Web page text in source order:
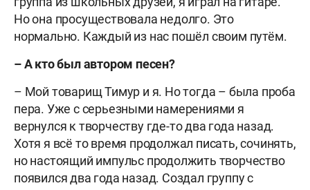
Но она просуществовала недолго. Это
нормально. Каждый из нас пошёл своим путём.
– А кто был автором песен?
– Мой товарищ Тимур и я. Но тогда – была проба
пера. Уже с серьезными намерениями я
вернулся к творчеству где-то два года назад.
Хотя я всё то время продолжал писать, сочинять,
но настоящий импульс продолжить творчество
появился два года назад. Создал группу с